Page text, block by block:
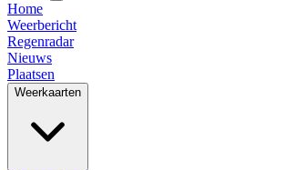
Home
Weerbericht
Regenradar
Nieuws
Plaatsen
Weerkaarten